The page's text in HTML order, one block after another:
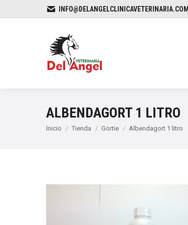
INFO@DELANGELCLINICAVETERINARIA.COM
ALBENDAGORT 1 LITRO
Estás aquí:
Inicio Tienda Gortie Albendagort 1 litro